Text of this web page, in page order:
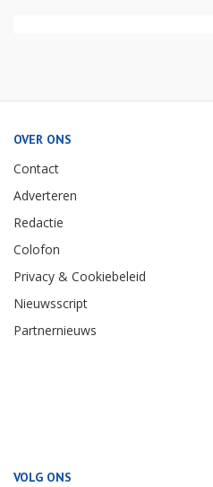
OVER ONS
Contact
Adverteren
Redactie
Colofon
Privacy & Cookiebeleid
Nieuwsscript
Partnernieuws
VOLG ONS